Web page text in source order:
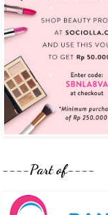
----Part of----